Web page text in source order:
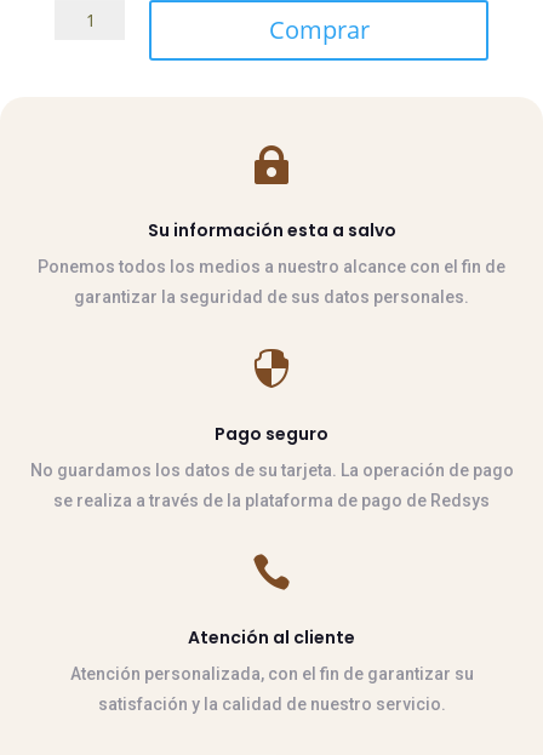
Cabezada
Comprar

Su información esta a salvo
Ponemos todos los medios a nuestro alcance con el fin de
garantizar la seguridad de sus datos personales.

Pago seguro
No guardamos los datos de su tarjeta. La operación de pago
se realiza a través de la plataforma de pago de Redsys

Atención al cliente
Atención personalizada, con el fin de garantizar su
satisfación y la calidad de nuestro servicio.